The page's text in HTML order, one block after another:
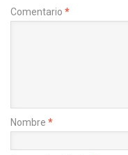
Comentario *
Nombre *